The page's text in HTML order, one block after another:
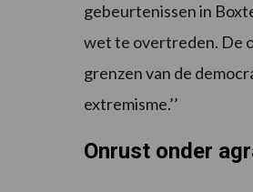
gebeurtenissen in
wet te overtreden. De
grenzen van de
extremisme.’’
Onrust onder